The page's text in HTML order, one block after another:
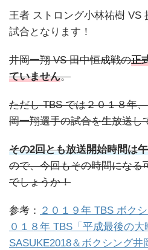
王者 ストロング小林祐樹 VS
試合となります！
井岡一翔 VS 田中恒成戦の正
ていません。
ただし TBS では２０１８年
岡一翔選手の試合を生放送し
その2回とも放送開始時間は
ので、今回もその時間になる
でしょうか！
参考： ２０１９年 TBS ボク
０１８年 TBS「平成最後の大
SASUKE2018＆ボクシング井